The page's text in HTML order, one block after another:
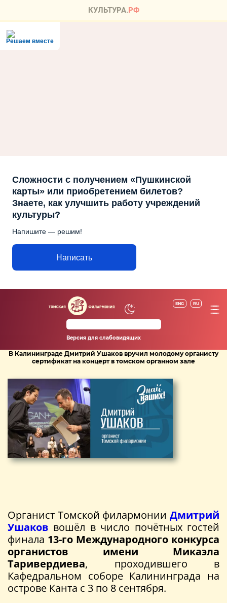
Решаем вместе
Сложности с получением «Пушкинской
карты» или приобретением билетов?
Знаете, как улучшить работу учреждений
культуры?
Напишите — решим!
Написать
ENG RU
Версия для слабовидящих
В Калининграде Дмитрий Ушаков вручил молодому органисту
сертификат на концерт в томском органном зале
Органист Томской филармонии Дмитрий
Ушаков вошёл в число почётных гостей
финала 13-го Международного конкурса
органистов имени Микаэла
Таривердиева, проходившего в
Кафедральном соборе Калининграда на
острове Канта с 3 по 8 сентября.